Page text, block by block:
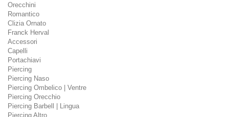
Orecchini
Romantico
Clizia Ornato
Franck Herval
Accessori
Capelli
Portachiavi
Piercing
Piercing Naso
Piercing Ombelico | Ventre
Piercing Orecchio
Piercing Barbell | Lingua
Piercing Altro